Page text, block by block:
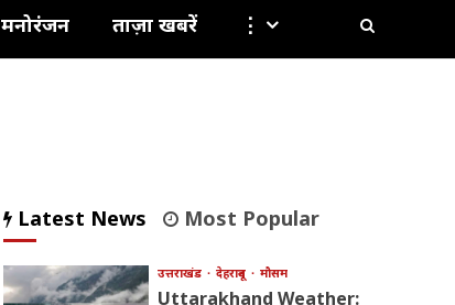
मनोरंजन ताज़ा खबरें ⋮
Latest News Most Popular
उत्तराखंड देहरादून मौसम
Uttarakhand Weather: